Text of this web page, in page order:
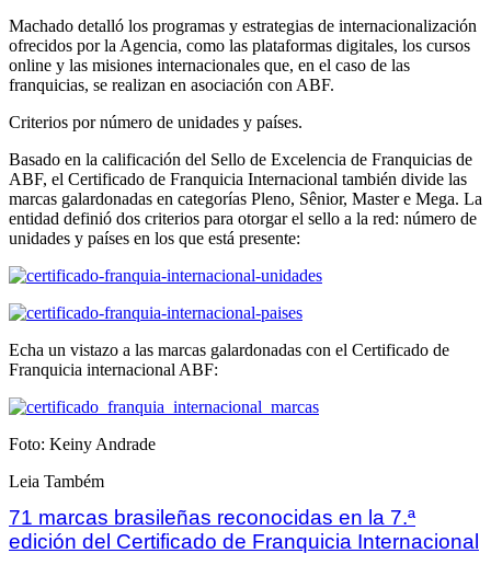
Machado detalló los programas y estrategias de internacionalización
ofrecidos por la Agencia, como las plataformas digitales, los cursos
online y las misiones internacionales que, en el caso de las
franquicias, se realizan en asociación con ABF.
Criterios por número de unidades y países.
Basado en la calificación del Sello de Excelencia de Franquicias de
ABF, el Certificado de Franquicia Internacional también divide las
marcas galardonadas en categorías Pleno, Sênior, Master e Mega. La
entidad definió dos criterios para otorgar el sello a la red: número de
unidades y países en los que está presente:
Echa un vistazo a las marcas galardonadas con el Certificado de
Franquicia internacional ABF:
Foto: Keiny Andrade
Leia Também
71 marcas brasileñas reconocidas en la 7.ª
edición del Certificado de Franquicia Internacional